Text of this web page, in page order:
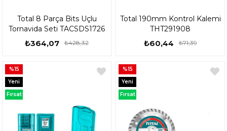
Total 8 Parça Bits Uçlu
Tornavida Seti TACSDS1726
₺364,07 ₺428,32
Total 190mm Kontrol Kalemi
THT291908
₺60,44 ₺71,39
%15
Yeni
Ürün
Fırsat
%15
Yeni
Ürün
Fırsat